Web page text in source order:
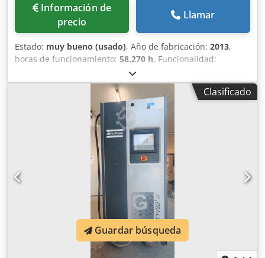
Información de
precio
Llamar
Estado: muy bueno (usado), Año de fabricación: 2013,
horas de funcionamiento: 58.270 h, Funcionalidad:
, Compresor de tornillo sin aceite
Atlas Copco ZR90VSD Convertidor integrado 90 kW 9 bares
Dsdpfx Aszmwc Hsdksck 15,50 m³/min Año de fabricación:
2013 Horas de funcionamiento: 58.270
Clasificado
Guardar búsqueda